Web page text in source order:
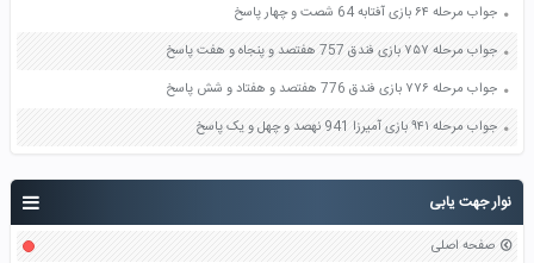
نوار جهت یابی
صفحه اصلی
جواب مرحله ۶۴ بازی آفتابه 64 شصت و چهار پاسخ
جواب مرحله ۷۵۷ بازی فندق 757 هفتصد و پنجاه و هفت پاسخ
جواب مرحله ۷۷۶ بازی فندق 776 هفتصد و هفتاد و شش پاسخ
جواب مرحله ۹۴۱ بازی آمیرزا 941 نهصد و چهل و یک پاسخ